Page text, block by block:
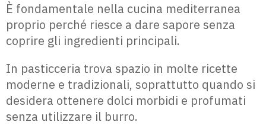
È fondamentale nella cucina mediterranea
proprio perché riesce a dare sapore senza
coprire gli ingredienti principali.
In pasticceria trova spazio in molte ricette
moderne e tradizionali, soprattutto quando si
desidera ottenere dolci morbidi e profumati
senza utilizzare il burro.